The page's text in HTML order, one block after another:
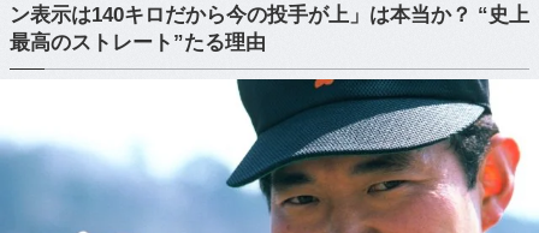
ン表示は140キロだから今の投手が上」は本当か？ “史上
最高のストレート”たる理由